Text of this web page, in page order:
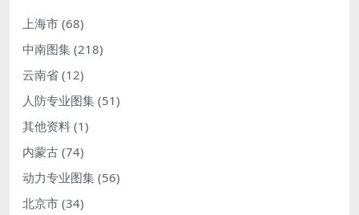
上海市 (68)
中南图集 (218)
云南省 (12)
人防专业图集 (51)
其他资料 (1)
内蒙古 (74)
动力专业图集 (56)
北京市 (34)